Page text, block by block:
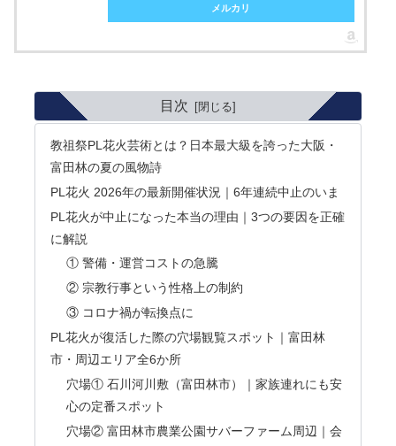
メルカリ
目次
教祖祭PL花火芸術とは？日本最大級を誇った大阪・
富田林の夏の風物詩
PL花火 2026年の最新開催状況｜6年連続中止のいま
PL花火が中止になった本当の理由｜3つの要因を正確
に解説
① 警備・運営コストの急騰
② 宗教行事という性格上の制約
③ コロナ禍が転換点に
PL花火が復活した際の穴場観覧スポット｜富田林
市・周辺エリア全6か所
穴場① 石川河川敷（富田林市）｜家族連れにも安
心の定番スポット
穴場② 富田林市農業公園サバーファーム周辺｜会